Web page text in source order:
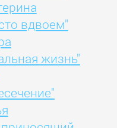
вдвоем"
жизнь"